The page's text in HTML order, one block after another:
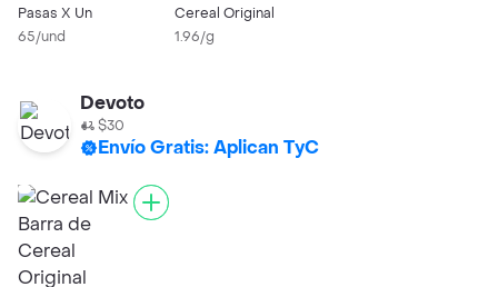
Pasas X Un
65/und
Cereal Original
1.96/g
Devoto
$30
Envío Gratis: Aplican TyC